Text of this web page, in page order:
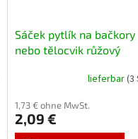
Sáček pytlík na bačkory
nebo tělocvik růžový
lieferbar(3
1,73 € ohne MwSt.
2,09 €